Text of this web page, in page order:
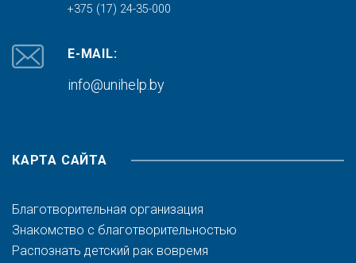
+375 (17) 24-35-000
E-MAIL:
info@unihelp.by
КАРТА САЙТА
Благотворительная организация
Знакомство с благотворительностью
Распознать детский рак вовремя